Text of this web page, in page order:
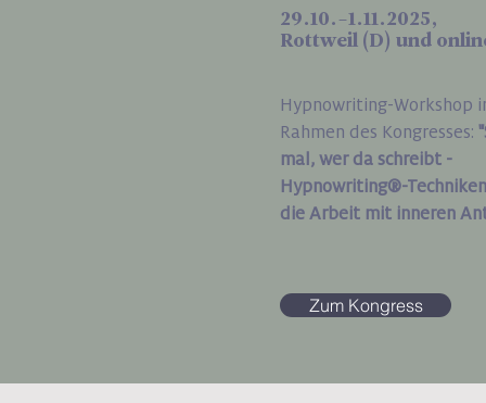
29.10.-1.11.2025,
Rottweil (D) und
Hypnowriting-Workshop
Rahmen des Kongresses: "
mal, wer da schreibt -
Hypnowriting®-
die Arbeit mit inneren
Zum Kongress